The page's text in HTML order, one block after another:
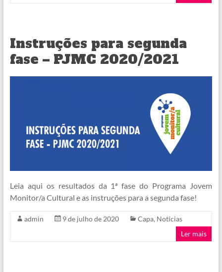
Instruções para segunda
fase – PJMC 2020/2021
Leia aqui os resultados da 1ª fase do Programa Jovem
Monitor/a Cultural e as instruções para a segunda fase!
admin 9 de julho de 2020 Capa, Notícias
Ler mais